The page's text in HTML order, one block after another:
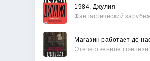
1984. Джулия
Отечественное фэнтези